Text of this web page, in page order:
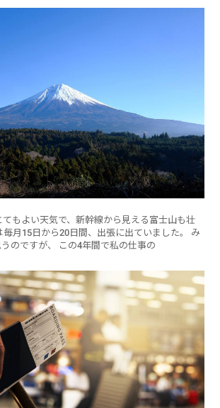
もよい天気で、新幹線から見える富士山も壮
月15日から20日間、出張に出ていました。 み
のですが、 この4年間で私の仕事の